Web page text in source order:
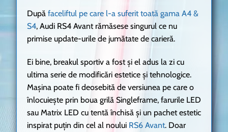
După faceliftul pe care l-a suferit toată gama A4 &
S4, Audi RS4 Avant rămăsese singurul ce nu
primise update-urile de jumătate de carieră.
Ei bine, breakul sportiv a fost și el adus la zi cu
ultima serie de modificări estetice și tehnologice.
Mașina poate fi deosebită de versiunea pe care o
înlocuiește prin boua grilă Singleframe, farurile LED
sau Matrix LED cu tentă închisă și un pachet estetic
inspirat puțin din cel al noului RS6 Avant. Doar